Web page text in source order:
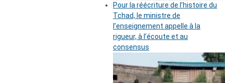
Pour la réécriture de l’histoire du
Tchad, le ministre de
l’enseignement appelle à la
rigueur, à l’écoute et au
consensus